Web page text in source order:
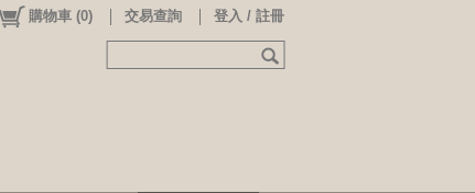
購物車 (0) 交易查詢 登入 / 註冊